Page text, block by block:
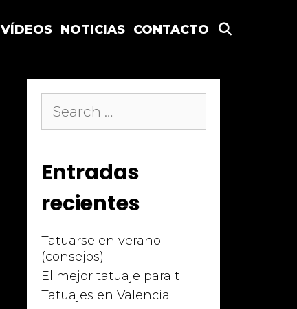
VÍDEOS NOTICIAS CONTACTO
for:
Entradas
recientes
Tatuarse en verano
(consejos)
El mejor tatuaje para ti
Tatuajes en Valencia